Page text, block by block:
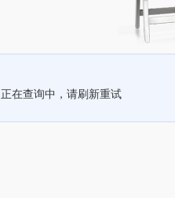
正在查询中，请刷新重试